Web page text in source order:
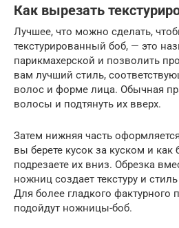
Как вырезать
Лучшее, что можно сделать,
текстурированный боб, — это
парикмахерской и позволить
вам лучший стиль,
волос и форме лица. Обычная
волосы и подтянуть их вверх.
Затем нижняя часть
вы берете кусок за куском и как
подрезаете их вниз. Обрезка
ножниц создает текстуру и
Для более гладкого фактурного
подойдут ножницы-боб.